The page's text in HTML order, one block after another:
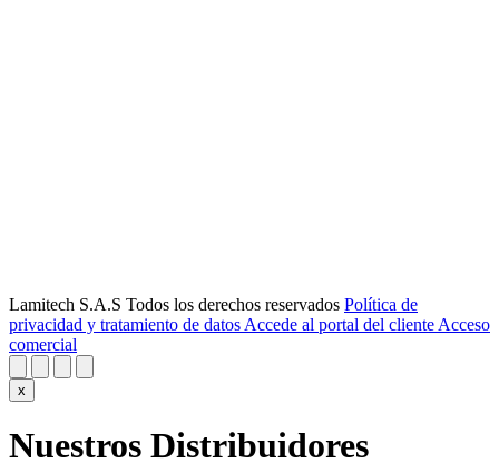
Lamitech S.A.S Todos los derechos reservados Política de
privacidad y tratamiento de datos Accede al portal del cliente Acceso
comercial
x
Nuestros Distribuidores